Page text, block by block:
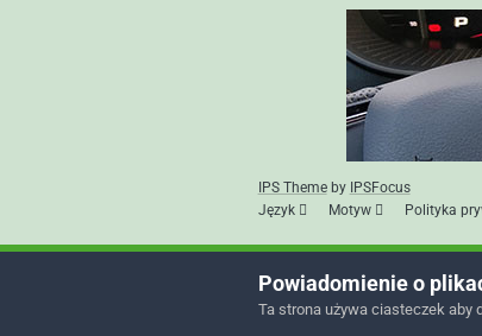
IPS Themeby IPSFocus
Język
Motyw Polityka
Powiadomienie o
Ta strona używa ciasteczek aby